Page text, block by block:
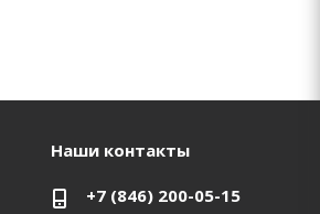
Наши контакты
+7 (846) 200-05-15